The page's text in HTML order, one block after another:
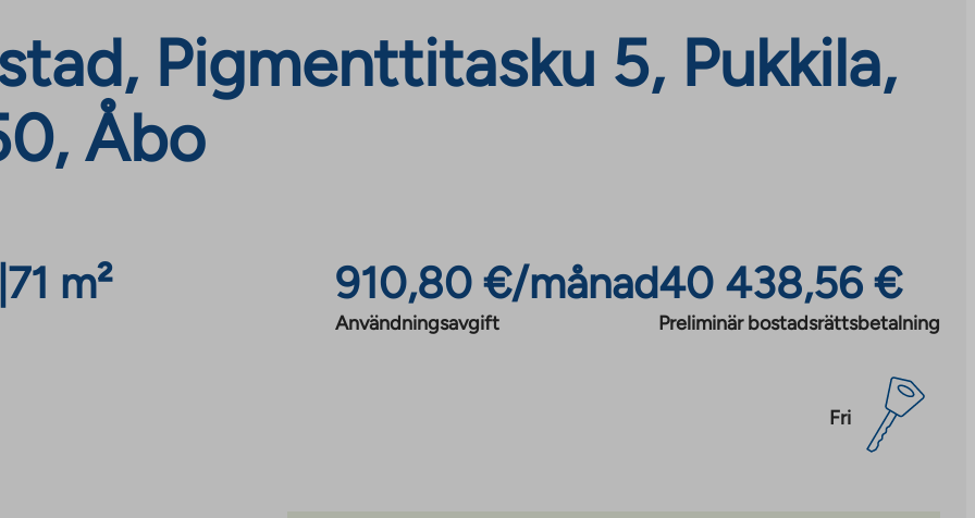
Pigmenttitasku 5, Pukkila,
Åbo
71 m² 910,80 €/månad
Användningsavgift
40 438,56 €
Preliminär bostadsrättsbetalning
Fri